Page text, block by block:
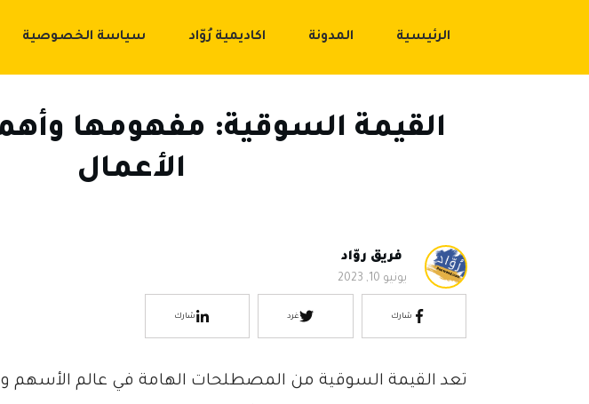
الرئيسية المدونة اكاديمية رُوّاد سياسة الخصوصية
القيمة السوقية: مفهومها
الأعمال
فريق روّاد
يونيو 10, 2023
شارك غرد شارك
تعد القيمة السوقية من المصطلحات الهامة في عالم الأسهم